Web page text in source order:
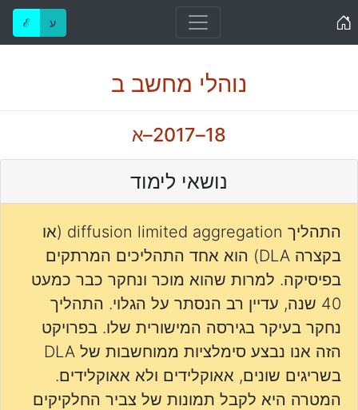
ℰ ע
נוהלי מחשב ב
18–2017–א
נושאי לימוד
התהליך diffusion limited aggregation (או
בקצרה DLA) הוא אחד התהליכים המרתקים
בפיסיקה. למרות שהוא מוכר ונחקר כבר כמעט
40 שנה, עדיין רב הנסתר על הגלוי. התהליך
נחקר בעיקר בגירסה המישורית שלו. בפרויקט
הזה אנו נבצע סימלציות ממוחשבות של DLA
בשריגים שונים, אאוקלידים ולא אאוקלידים.
המטרה היא לקבל תמונות של צביר החלקיקים